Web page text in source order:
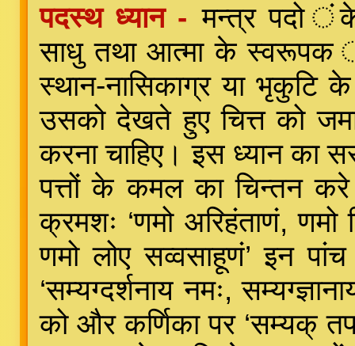
पदस्थ ध्यान - मन्त्र पदो ंके
साधु तथा आत्मा के स्वरूपक
स्थान-नासिकाग्र या भृकुटि
उसको देखते हुए चित्त को
करना चाहिए। इस ध्यान का
पत्तों के कमल का चिन्तन
क्रमशः ‘णमो अरिहंताणं, णमो
णमो लोए सव्वसाहूणं’ इन
‘सम्यग्दर्शनाय नमः,
को और कर्णिका पर ‘सम्यक्